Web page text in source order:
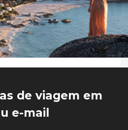
de viagem em
e-mail